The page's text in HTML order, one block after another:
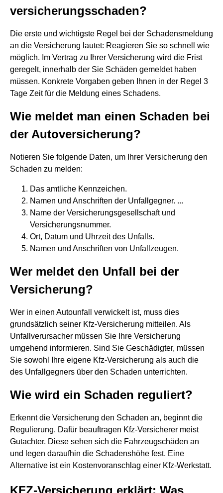
versicherungsschaden?
Die erste und wichtigste Regel bei der Schadensmeldung
an die Versicherung lautet: Reagieren Sie so schnell wie
möglich. Im Vertrag zu Ihrer Versicherung wird die Frist
geregelt, innerhalb der Sie Schäden gemeldet haben
müssen. Konkrete Vorgaben geben Ihnen in der Regel 3
Tage Zeit für die Meldung eines Schadens.
Wie meldet man einen Schaden bei
der Autoversicherung?
Notieren Sie folgende Daten, um Ihrer Versicherung den
Schaden zu melden:
Das amtliche Kennzeichen.
Namen und Anschriften der Unfallgegner. ...
Name der Versicherungsgesellschaft und
Versicherungsnummer.
Ort, Datum und Uhrzeit des Unfalls.
Namen und Anschriften von Unfallzeugen.
Wer meldet den Unfall bei der
Versicherung?
Wer in einen Autounfall verwickelt ist, muss dies
grundsätzlich seiner Kfz-Versicherung mitteilen. Als
Unfallverursacher müssen Sie Ihre Versicherung
umgehend informieren. Sind Sie Geschädigter, müssen
Sie sowohl Ihre eigene Kfz-Versicherung als auch die
des Unfallgegners über den Schaden unterrichten.
Wie wird ein Schaden reguliert?
Erkennt die Versicherung den Schaden an, beginnt die
Regulierung. Dafür beauftragen Kfz-Versicherer meist
Gutachter. Diese sehen sich die Fahrzeugschäden an
und legen daraufhin die Schadenshöhe fest. Eine
Alternative ist ein Kostenvoranschlag einer Kfz-Werkstatt.
KFZ-Versicherung erklärt: Was